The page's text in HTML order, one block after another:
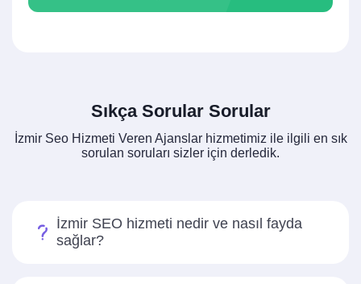
Sıkça Sorular Sorular
İzmir Seo Hizmeti Veren Ajanslar hizmetimiz ile ilgili en sık
sorulan soruları sizler için derledik.
İzmir SEO hizmeti nedir ve nasıl fayda
sağlar?